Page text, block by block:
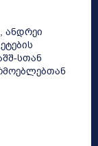
ანდრეი
სთან